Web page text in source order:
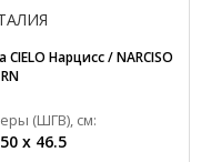
CIELO Нарцисс / NARCISO
(ШГВ), см:
x 46.5